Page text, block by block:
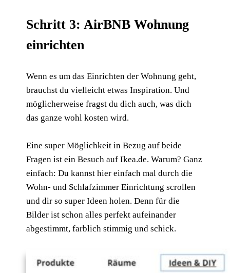
Schritt 3: AirBNB Wohnung
einrichten
Wenn es um das Einrichten der Wohnung geht,
brauchst du vielleicht etwas Inspiration. Und
möglicherweise fragst du dich auch, was dich
das ganze wohl kosten wird.
Eine super Möglichkeit in Bezug auf beide
Fragen ist ein Besuch auf Ikea.de. Warum? Ganz
einfach: Du kannst hier einfach mal durch die
Wohn- und Schlafzimmer Einrichtung scrollen
und dir so super Ideen holen. Denn für die
Bilder ist schon alles perfekt aufeinander
abgestimmt, farblich stimmig und schick.